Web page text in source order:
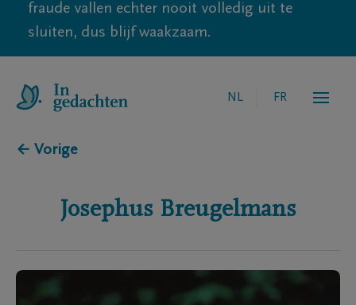
fraude vallen echter nooit volledig uit te
sluiten, dus blijf waakzaam.
NL FR
← Vorige
Josephus Breugelmans